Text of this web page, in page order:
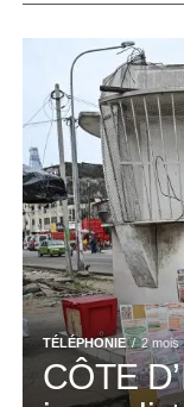
TÉLÉPHONIE 2 mois
CÔTE